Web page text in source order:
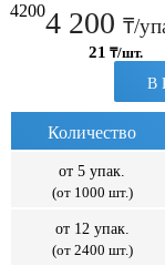
42004 200 ₸/
21 ₸/шт.
В
Количество
от 5 упак.
(от 1000 шт.)
от 12 упак.
(от 2400 шт.)